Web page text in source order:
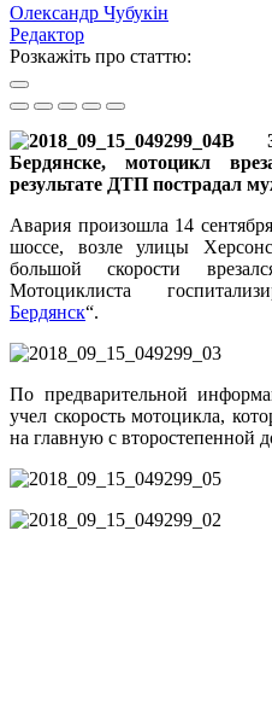
Олександр Чубукін
Редактор
Розкажіть про статтю:
В
Бердянске, мотоцикл
результате ДТП пострадал
Авария произошла 14
шоссе, возле улицы
большой скорости
Мотоциклиста
Бердянск“.
По предварительной
учел скорость мотоцикла,
на главную с второстепенной